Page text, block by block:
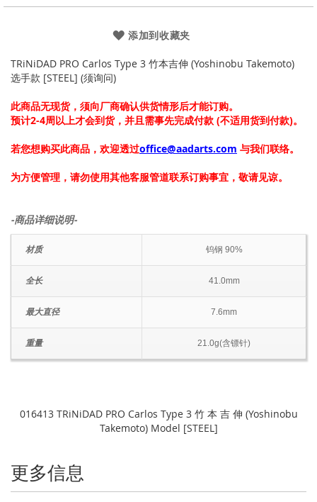
添加到收藏夹
TRiNiDAD PRO Carlos Type 3 竹本吉伸 (Yoshinobu Takemoto)
选手款 [STEEL] (须询问)
此商品无现货，须向厂商确认供货情形后才能订购。
预计2-4周以上才会到货，并且需事先完成付款 (不适用货到付款)。
若您想购买此商品，欢迎透过office@aadarts.com 与我们联络。
为方便管理，请勿使用其他客服管道联系订购事宜，敬请见谅。
-商品详细说明-
材质 钨钢 90%
全长 41.0mm
最大直径 7.6mm
重量 21.0g(含镖针)
016413 TRiNiDAD PRO Carlos Type 3 竹 本 吉 伸 (Yoshinobu
Takemoto) Model [STEEL]
更多信息